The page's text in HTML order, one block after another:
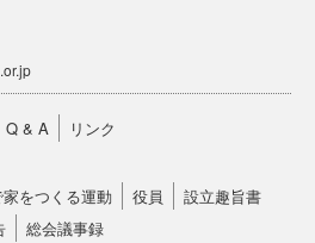
Q & A リンク
をつくる運動 役員
設立趣旨書
総会議事録